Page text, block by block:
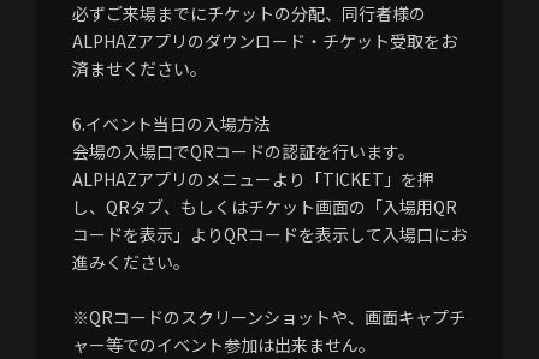
必ずご来場までにチケットの分配、同行者様の
ALPHAZアプリのダウンロード・チケット受取をお
済ませください。
6.イベント当日の入場方法
会場の入場口でQRコードの認証を行います。
ALPHAZアプリのメニューより「TICKET」を押
し、QRタブ、もしくはチケット画面の「入場用QR
コードを表示」よりQRコードを表示して入場口にお
進みください。
※QRコードのスクリーンショットや、画面キャプチ
ャー等でのイベント参加は出来ません。